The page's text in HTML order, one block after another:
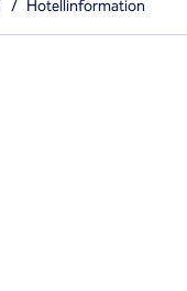
/ Hotellinformation